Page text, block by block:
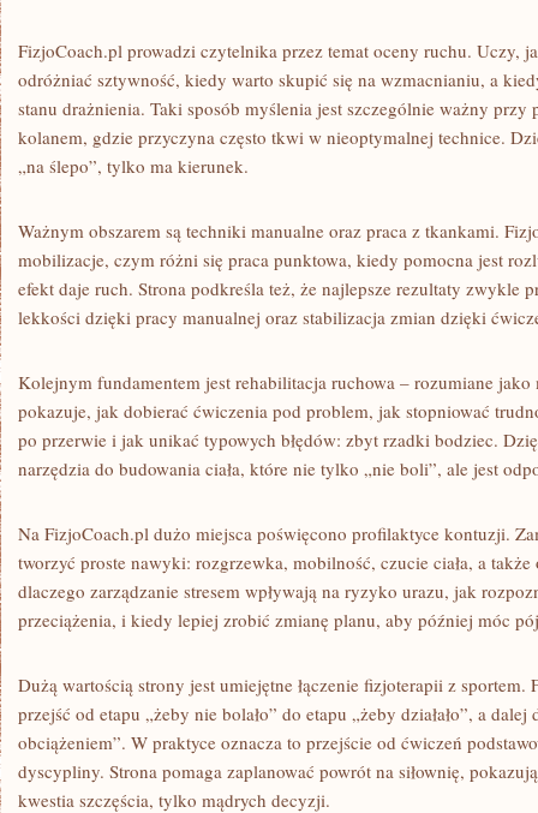
FizjoCoach.pl prowadzi czytelnika przez temat oceny ruchu. Uczy,
odróżniać sztywność, kiedy warto skupić się na wzmacnianiu, a
stanu drażnienia. Taki sposób myślenia jest szczególnie ważny przy
kolanem, gdzie przyczyna często tkwi w nieoptymalnej technice.
„na ślepo”, tylko ma kierunek.
Ważnym obszarem są techniki manualne oraz praca z tkankami.
mobilizacje, czym różni się praca punktowa, kiedy pomocna jest
efekt daje ruch. Strona podkreśla też, że najlepsze rezultaty zwykle
lekkości dzięki pracy manualnej oraz stabilizacja zmian dzięki
Kolejnym fundamentem jest rehabilitacja ruchowa – rozumiane
pokazuje, jak dobierać ćwiczenia pod problem, jak stopniować
po przerwie i jak unikać typowych błędów: zbyt rzadki bodziec.
narzędzia do budowania ciała, które nie tylko „nie boli”, ale jest
Na FizjoCoach.pl dużo miejsca poświęcono profilaktyce kontuzji.
tworzyć proste nawyki: rozgrzewka, mobilność, czucie ciała, a
dlaczego zarządzanie stresem wpływają na ryzyko urazu, jak
przeciążenia, i kiedy lepiej zrobić zmianę planu, aby później móc
Dużą wartością strony jest umiejętne łączenie fizjoterapii z sportem.
przejść od etapu „żeby nie bolało” do etapu „żeby działało”, a dalej
obciążeniem”. W praktyce oznacza to przejście od ćwiczeń
dyscypliny. Strona pomaga zaplanować powrót na siłownię,
kwestia szczęścia, tylko mądrych decyzji.